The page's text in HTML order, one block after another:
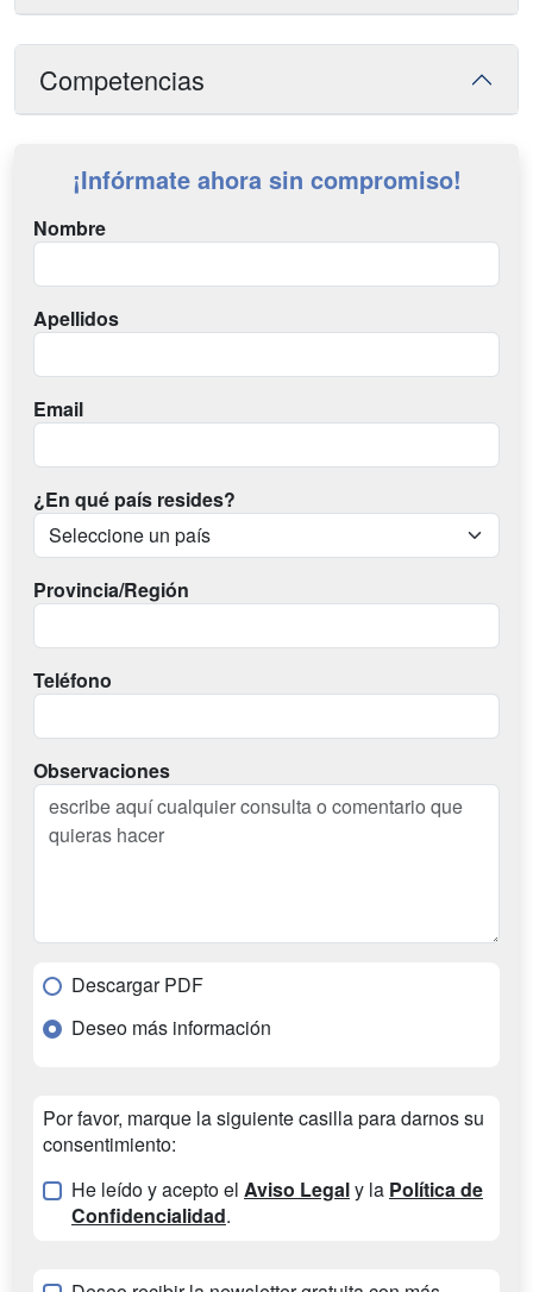
Competencias
¡Infórmate ahora sin compromiso!
Nombre
Apellidos
Email
¿En qué país resides?
Provincia/Región
Teléfono
Observaciones
Descargar PDF
Deseo más información
Por favor, marque la siguiente casilla para darnos su
consentimiento:
He leído y acepto el Aviso Legaly la Política de
Confidencialidad.